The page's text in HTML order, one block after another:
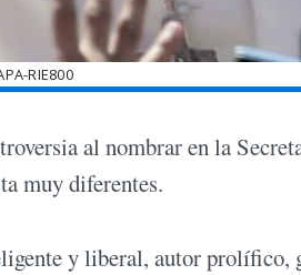
RIE800
al nombrar en la
muy diferentes.
y liberal, autor prolífico,